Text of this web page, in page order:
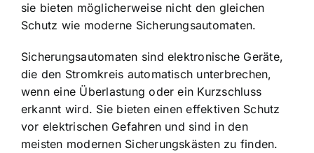
sie bieten möglicherweise nicht den gleichen
Schutz wie moderne Sicherungsautomaten.
Sicherungsautomaten sind elektronische Geräte,
die den Stromkreis automatisch unterbrechen,
wenn eine Überlastung oder ein Kurzschluss
erkannt wird. Sie bieten einen effektiven Schutz
vor elektrischen Gefahren und sind in den
meisten modernen Sicherungskästen zu finden.